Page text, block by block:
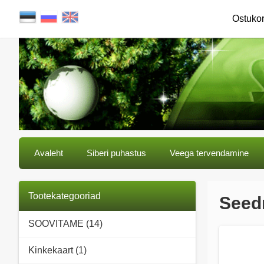
Avaleht Siberi puhastus Veega tervendamine
Tootekategooriad
SOOVITAME (14)
Kinkekaart (1)